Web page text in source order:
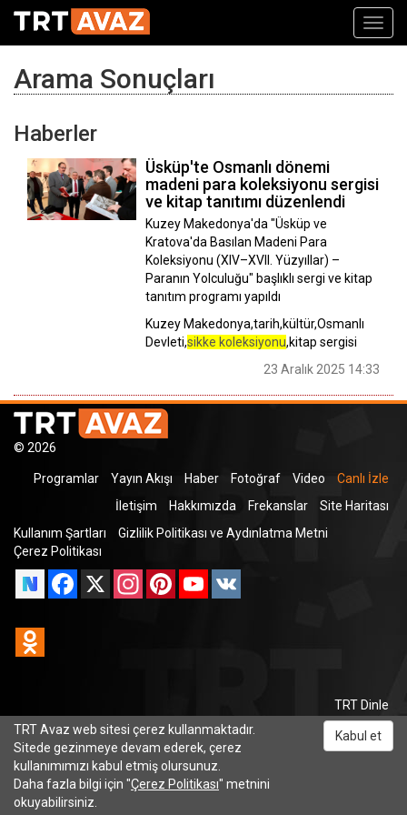
Arama Sonuçları
Haberler
Üsküp'te Osmanlı dönemi
madeni para koleksiyonu sergisi
ve kitap tanıtımı düzenlendi
Kuzey Makedonya'da "Üsküp ve
Kratova'da Basılan Madeni Para
Koleksiyonu (XIV–XVII. Yüzyıllar) –
Paranın Yolculuğu" başlıklı sergi ve kitap
tanıtım programı yapıldı
Kuzey Makedonya,tarih,kültür,Osmanlı
Devleti,sikke koleksiyonu,kitap sergisi
23 Aralık 2025 14:33
© 2026
Programlar Yayın Akışı Haber Fotoğraf Video
Canlı İzle
İletişim
Hakkımızda Frekanslar
Site Haritası
Kullanım Şartları
Gizlilik Politikası ve Aydınlatma Metni
Çerez Politikası
Facebook
X InstagramPinterestYouTube
TRT Dinle
TRT Avaz web sitesi çerez kullanmaktadır.
Sitede gezinmeye devam ederek, çerez
kullanımımızı kabul etmiş olursunuz.
Daha fazla bilgi için "Çerez Politikası" metnini
okuyabilirsiniz.
Kabul et